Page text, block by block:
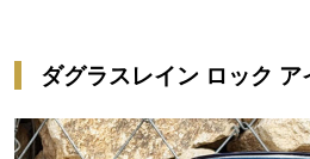
ダグラスレイン ロック